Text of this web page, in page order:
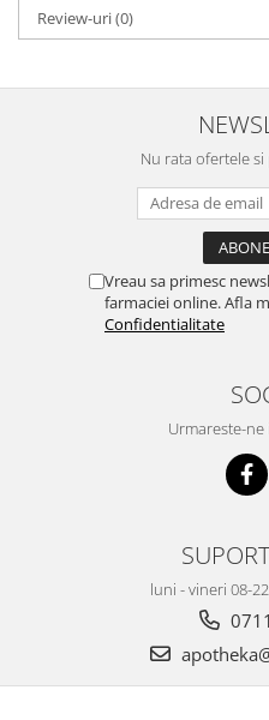
Review-uri(0)
Nu rata ofertele
Vreau sa primesc
farmaciei online. Afla
Confidentialitate
Urmareste-
luni - vineri 08-